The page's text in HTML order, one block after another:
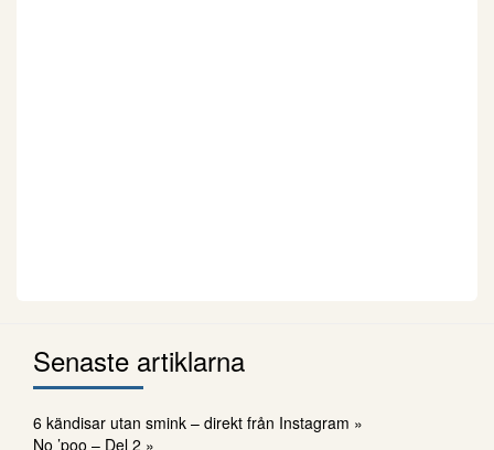
Senaste artiklarna
6 kändisar utan smink – direkt från Instagram »
No ’poo – Del 2 »